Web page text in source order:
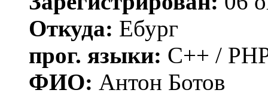
Откуда: Ебург
прог. языки: C++ /
ФИО: Антон Ботов